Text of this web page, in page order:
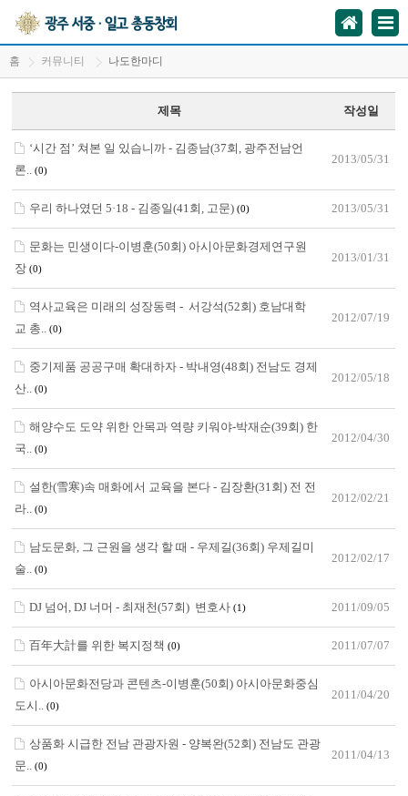
홈 커뮤니티 나도한마디
제목 작성일
‘시간 점’ 쳐본 일 있습니까 - 김종남(37회, 광주전남언
론..(0)
2013/05/31
우리 하나였던 5·18 - 김종일(41회, 고문)(0) 2013/05/31
문화는 민생이다-이병훈(50회) 아시아문화경제연구원
장(0)
2013/01/31
역사교육은 미래의 성장동력 - 서강석(52회) 호남대학
교 총..(0)
2012/07/19
중기제품 공공구매 확대하자 - 박내영(48회) 전남도 경제
산..(0)
2012/05/18
해양수도 도약 위한 안목과 역량 키워야-박재순(39회) 한
국..(0)
2012/04/30
설한(雪寒)속 매화에서 교육을 본다 - 김장환(31회) 전 전
라..(0)
2012/02/21
남도문화, 그 근원을 생각 할 때 - 우제길(36회) 우제길미
술..(0)
2012/02/17
DJ 넘어, DJ 너머 - 최재천(57회) 변호사(1) 2011/09/05
百年大計를 위한 복지정책(0) 2011/07/07
아시아문화전당과 콘텐츠-이병훈(50회) 아시아문화중심
도시..(0)
2011/04/20
상품화 시급한 전남 관광자원 - 양복완(52회) 전남도 관광
문..(0)
2011/04/13